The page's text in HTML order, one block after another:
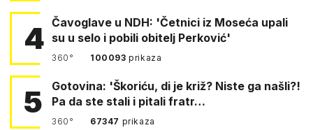
4 Čavoglave u NDH: 'Četnici iz Moseća upali
su u selo i pobili obitelj Perković'
360° 100093prikaza
5
Gotovina: 'Škoriću, di je križ? Niste ga našli?!
Pa da ste stali i pitali fratr…
360° 67347 prikaza